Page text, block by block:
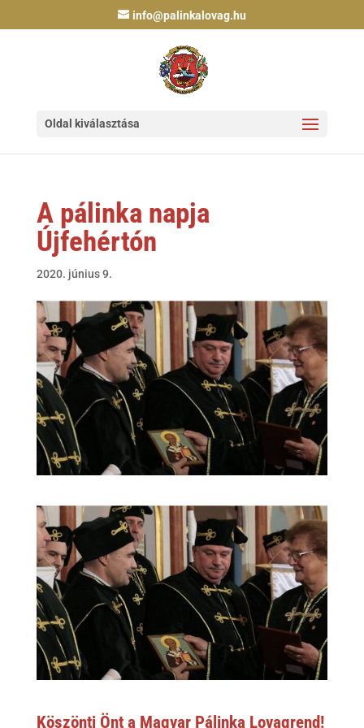
info@palinkalovag.hu
Oldal kiválasztása
A pálinka napja
Újfehértón
2020. június 9.
Köszönti Önt a Magyar Pálinka Lovagrend!